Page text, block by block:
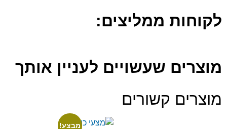
לקוחות ממליצים:
מוצרים שעשויים לעניין אותך
מוצרים קשורים
מבצע!